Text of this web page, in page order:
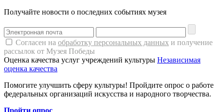
Получайте новости о последних событиях музея
Согласен на обработку персональных данных и получение
рассылок от Музея Победы
Оценка качества услуг учреждений культуры Независимая
оценка качества
Помогите улучшить сферу культуры! Пройдите опрос о работе
федеральных организаций искусства и народного творчества.
Пройти опрос